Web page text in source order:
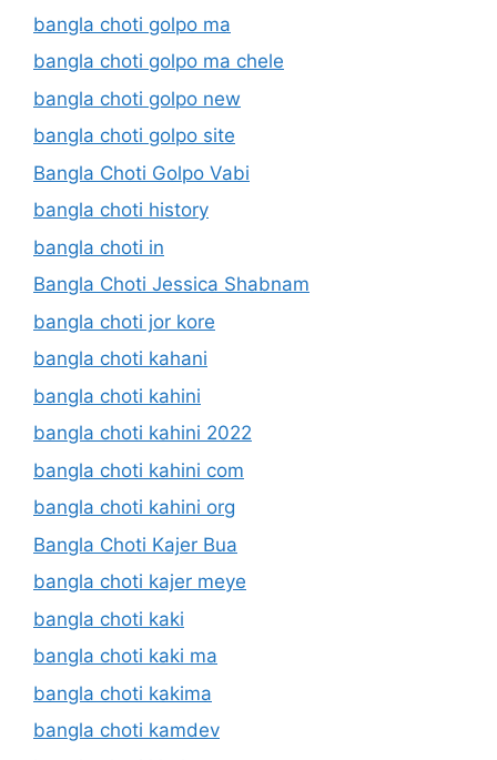
bangla choti golpo ma
bangla choti golpo ma chele
bangla choti golpo new
bangla choti golpo site
Bangla Choti Golpo Vabi
bangla choti history
bangla choti in
Bangla Choti Jessica Shabnam
bangla choti jor kore
bangla choti kahani
bangla choti kahini
bangla choti kahini 2022
bangla choti kahini com
bangla choti kahini org
Bangla Choti Kajer Bua
bangla choti kajer meye
bangla choti kaki
bangla choti kaki ma
bangla choti kakima
bangla choti kamdev